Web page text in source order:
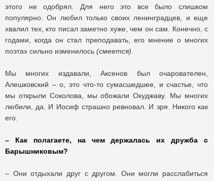
этого не одобрял. Для него это все было слишком
популярно. Он любил только своих ленинградцев, и еще
хвалил тех, кто писал заметно хуже, чем он сам. Конечно, с
годами, когда он стал преподавать, его мнение о многих
поэтах сильно изменилось (смеется).
Мы многих издавали, Аксенов был очарователен,
Алешковский – о, это что-то сумасшедшее, и счастье, что
мы открыли Соколова, мы обожали Окуджаву. Мы многих
любили, да. И Иосиф страшно ревновал. И зря. Никого как
его.
– Как полагаете, на чем держалась их дружба с
Барышниковым?
– Они отдыхали друг с другом. Они могли расслабиться